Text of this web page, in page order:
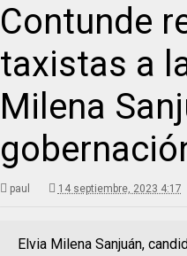
Contunde
taxistas a
Milena
paul 14 septiembre, 2023 4:17
Elvia Milena Sanjuán,